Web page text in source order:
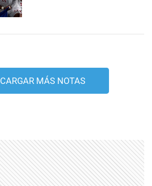
CARGAR MÁS NOTAS